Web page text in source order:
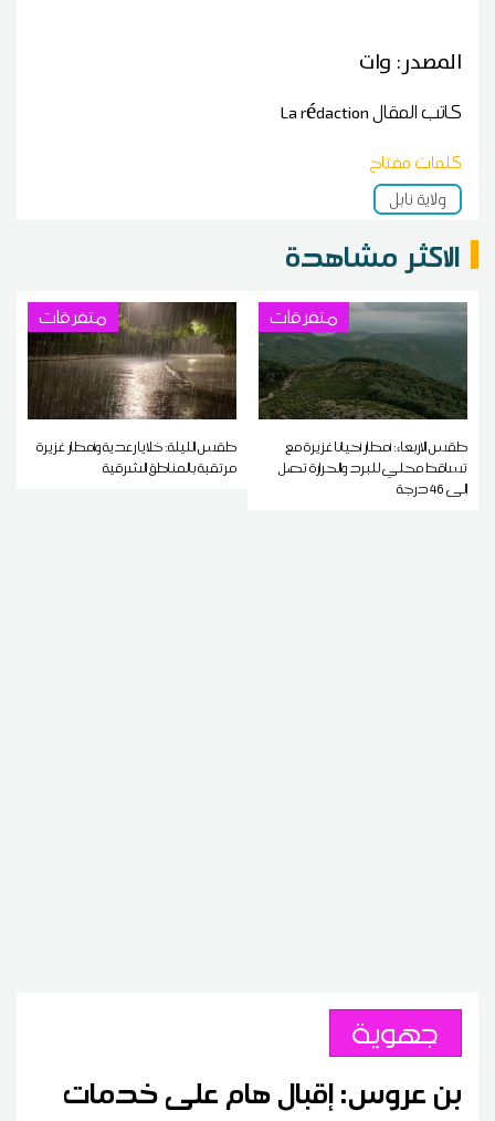
المصدر: وات
كاتب المقالLa rédaction
كلمات مفتاح
ولاية نابل
الاكثر مشاهدة
متفرقات
طقس الاربعاء: أمطار أحيانا غزيرة مع
تساقط محلي للبرد والحرارة تصل
إلى 46 درجة
متفرقات
طقس الليلة: خلايا رعدية وأمطار غزيرة
مرتقبة بالمناطق الشرقية
جهوية
بن عروس: إقبال هام على خدمات